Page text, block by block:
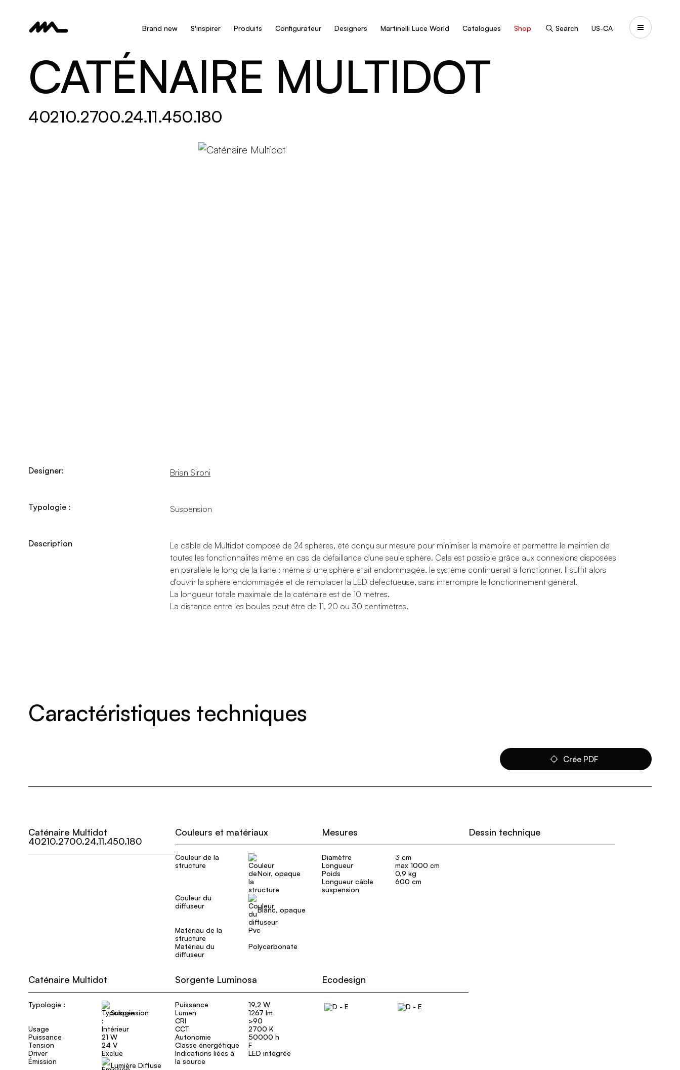
Brand new S'inspirer Produits Configurateur Designers Martinelli Luce World Catalogues Shop Search US-CA
CATÉNAIRE MULTIDOT
40210.2700.24.11.450.180
Designer: Brian Sironi
Typologie : Suspension
Description
Le câble de Multidot composé de 24 sphères, été conçu sur mesure pour minimiser la mémoire et permettre le maintien de
toutes les fonctionnalités même en cas de défaillance d'une seule sphère. Cela est possible grâce aux connexions disposées
en parallèle le long de la liane : même si une sphère était endommagée, le système continuerait à fonctionner. Il suffit alors
d'ouvrir la sphère endommagée et de remplacer la LED défectueuse, sans interrompre le fonctionnement général.
La longueur totale maximale de la caténaire est de 10 mètres.
La distance entre les boules peut être de 11, 20 ou 30 centimètres.
Caractéristiques techniques
Crée PDF
Caténaire Multidot
40210.2700.24.11.450.180
Couleurs et matériaux
Couleur de la
structure
Noir, opaque
Couleur du
diffuseur
Blanc, opaque
Matériau de la
structure
Pvc
Matériau du
diffuseur
Polycarbonate
Mesures
Diamètre
3 cm
Longueur
max 1000 cm
Poids
0,9 kg
Longueur câble
suspension
600 cm
Dessin technique
Caténaire Multidot
Typologie :
Suspension
Usage
Intérieur
Puissance
21 W
Tension
24 V
Driver
Exclue
Émission
Lumière Diffuse
Sorgente Luminosa
Puissance
19,2 W
Lumen
1267 lm
CRI
>90
CCT
2700 K
Autonomie
50000 h
Classe énergétique
F
Indications liées à
la source
LED intégrée
Ecodesign